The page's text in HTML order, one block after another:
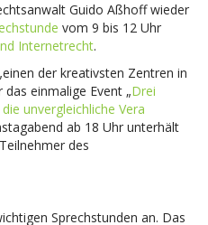
Guido Aßhoff wieder
vom 9 bis 12 Uhr
Internetrecht.
der kreativsten Zentren in
das einmalige Event „Drei
unvergleichliche Vera
ab 18 Uhr unterhält
des
Sprechstunden an. Das